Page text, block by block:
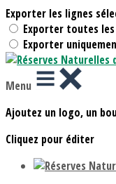
Exporter les lignes
Exporter toutes
Exporter
Menu
Ajoutez un logo, un
Cliquez pour éditer